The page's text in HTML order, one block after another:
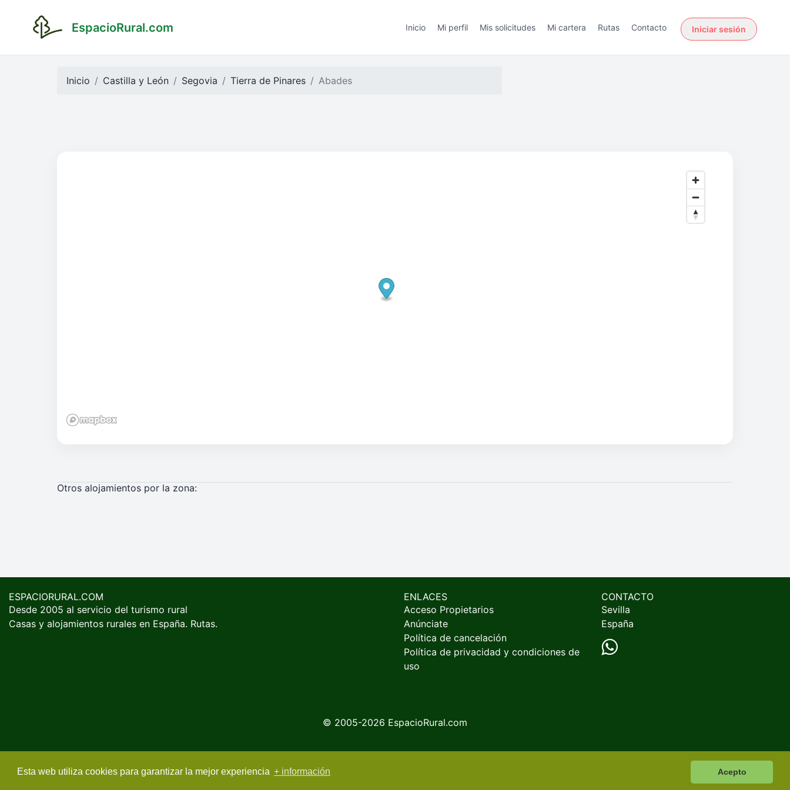
Esta web utiliza cookies para garantizar la mejor experiencia + información Acepto
EspacioRural.com Inicio Mi perfil Mis solicitudes Mi cartera Rutas Contacto Iniciar sesión
Inicio Castilla y León Segovia Tierra de Pinares Abades
Otros alojamientos por la zona:
ESPACIORURAL.COM
Desde 2005 al servicio del turismo rural
Casas y alojamientos rurales en España. Rutas.
ENLACES
Acceso Propietarios
Anúnciate
Política de cancelación
Política de privacidad y condiciones de
uso
CONTACTO
Sevilla
España
© 2005-2026 EspacioRural.com